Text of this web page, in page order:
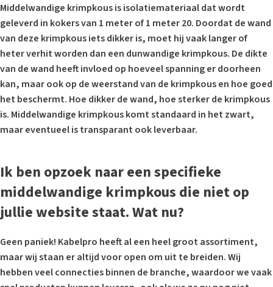
Middelwandige krimpkous is isolatiemateriaal dat wordt
geleverd in kokers van 1 meter of 1 meter 20. Doordat de wand
van deze krimpkous iets dikker is, moet hij vaak langer of
heter verhit worden dan een dunwandige krimpkous. De dikte
van de wand heeft invloed op hoeveel spanning er doorheen
kan, maar ook op de weerstand van de krimpkous en hoe goed
het beschermt. Hoe dikker de wand, hoe sterker de krimpkous
is. Middelwandige krimpkous komt standaard in het zwart,
maar eventueel is transparant ook leverbaar.
Ik ben opzoek naar een specifieke
middelwandige krimpkous die niet op
jullie website staat. Wat nu?
Geen paniek! Kabelpro heeft al een heel groot assortiment,
maar wij staan er altijd voor open om uit te breiden. Wij
hebben veel connecties binnen de branche, waardoor we vaak